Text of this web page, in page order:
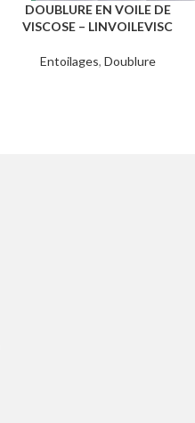
DOUBLURE EN VOILE DE
VISCOSE – LINVOILEVISC
Entoilages, Doublure